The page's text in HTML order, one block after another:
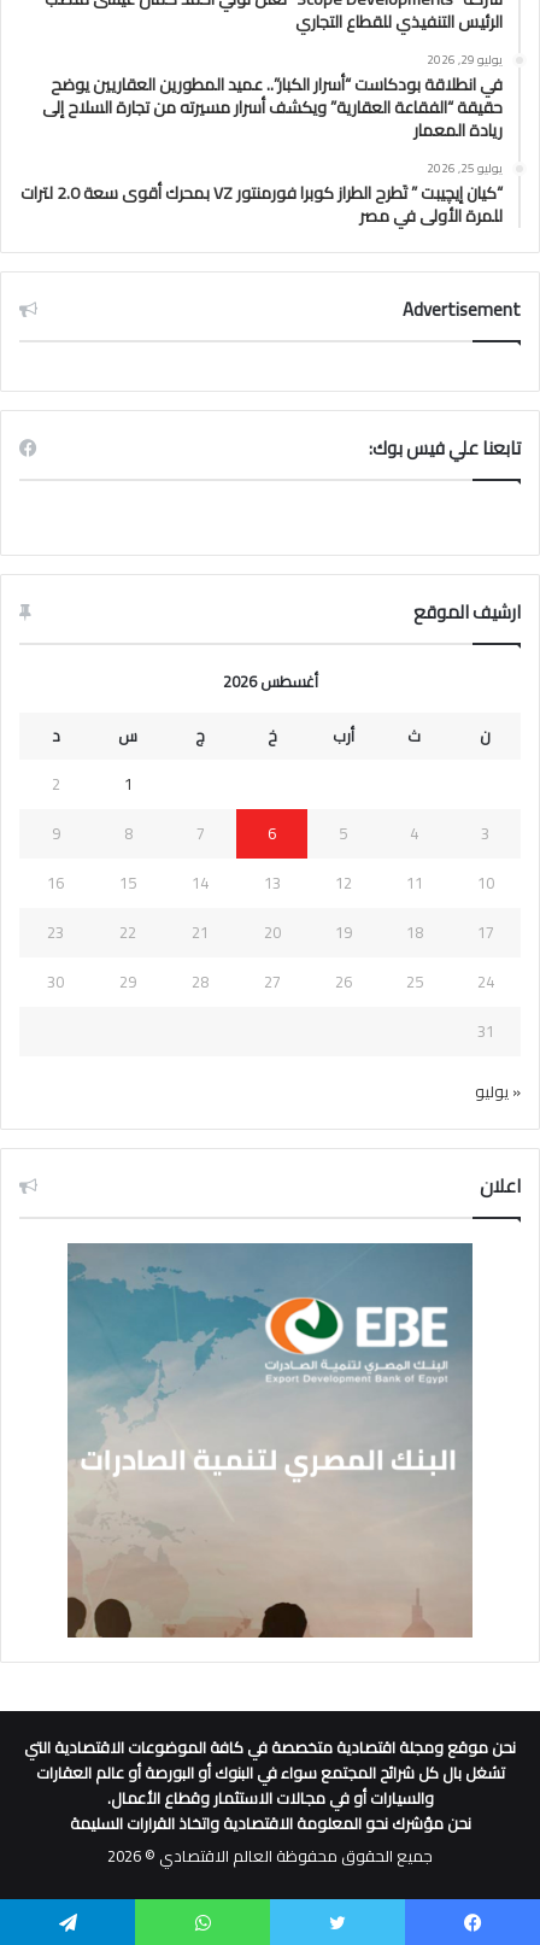
الرئيس التنفيذي للقطاع التجاري
يوليو 29, 2026
في انطلاقة بودكاست “أسرار الكبار”.. عميد المطورين العقاريين يوضح
حقيقة “الفقاعة العقارية” ويكشف أسرار مسيرته من تجارة السلاح إلى
ريادة المعمار
يوليو 25, 2026
“كيان إيچيبت ” تَطرح الطراز كوبرا فورمنتور VZ بمحرك أقوى سعة 2.0 لترات
للمرة الأولى في مصر
Advertisement
تابعنا علي فيس بوك:
ارشيف الموقع
أغسطس 2026
ن
ث أرب خ ج س
د
1
2
3
4
5
6
7
8
9
10
11
12
13
14
15
16
17
18
19
20
21
22
23
24
25
26
27
28
29
30
31
« يوليو
اعلان
نحن موقع ومجلة اقتصادية متخصصة في كافة الموضوعات الاقتصادية التي
تشغل بال كل شرائح المجتمع سواء في البنوك أو البورصة أو عالم العقارات
والسيارات أو في مجالات الاستثمار وقطاع الأعمال.
نحن مؤشرك نحو المعلومة الاقتصادية واتخاذ القرارات السليمة
جميع الحقوق محفوظة العالم الاقتصادي © 2026